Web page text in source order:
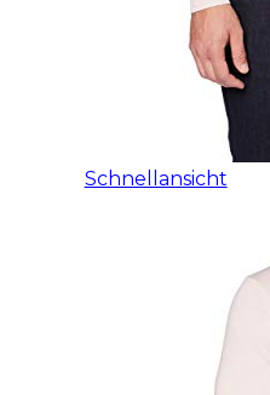
Schnellansicht